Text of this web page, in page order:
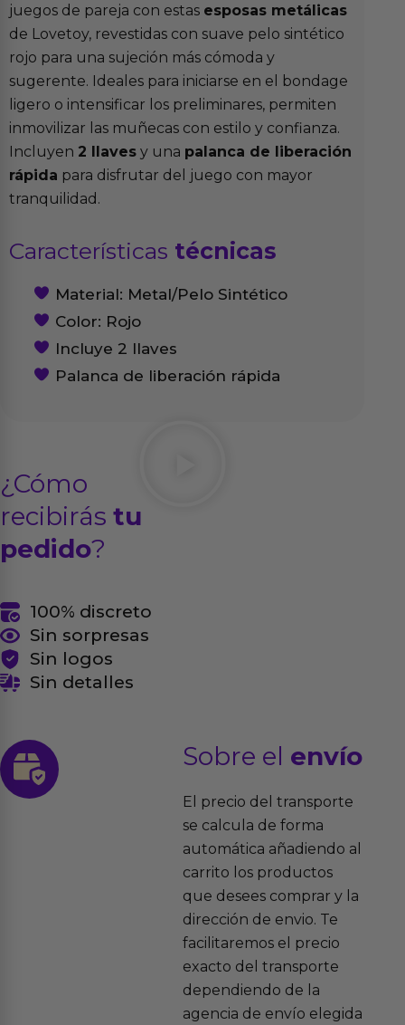
juegos de pareja con estas esposas metálicas
de Lovetoy, revestidas con suave pelo sintético
rojo para una sujeción más cómoda y
sugerente. Ideales para iniciarse en el bondage
ligero o intensificar los preliminares, permiten
inmovilizar las muñecas con estilo y confianza.
Incluyen 2 llaves y una palanca de liberación
rápida para disfrutar del juego con mayor
tranquilidad.
Características técnicas
Material: Metal/Pelo Sintético
Color: Rojo
Incluye 2 llaves
Palanca de liberación rápida
¿Cómo
recibirás tu
pedido?
100% discreto
Sin sorpresas
Sin logos
Sin detalles
Sobre el envío
El precio del transporte
se calcula de forma
automática añadiendo al
carrito los productos
que desees comprar y la
dirección de envio. Te
facilitaremos el precio
exacto del transporte
dependiendo de la
agencia de envío elegida